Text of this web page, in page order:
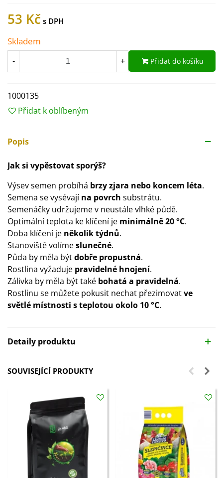
53 Kč
Skladem
- + Přidat do košíku
1000135
Přidat k oblíbeným
Popis
Jak si vypěstovat sporýš?
Výsev semen probíhá brzy zjara nebo koncem léta.
Semena se vysévajína povrch substrátu.
Semenáčky udržujeme v neustále vlhké půdě.
Optimální teplota ke klíčení je minimálně 20 °C.
Doba klíčení je několik týdnů.
Stanoviště volímeslunečné.
Půda by měla býtdobře propustná.
Rostlina vyžaduje pravidelné hnojení.
Zálivka by měla být také bohatá a pravidelná.
Rostlinu se můžete pokusit nechat přezimovatve
světlé místnosti s teplotou okolo 10 °C.
Detaily produktu
SOUVISEJÍCÍ PRODUKTY